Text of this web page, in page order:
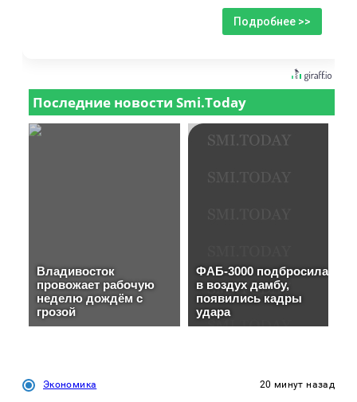
Подробнее >>
Экономика 20 минут назад